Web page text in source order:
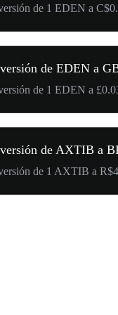
de 1 EDEN a
de EDEN a
de 1 EDEN a
de AXTIB a
de 1 AXTIB a